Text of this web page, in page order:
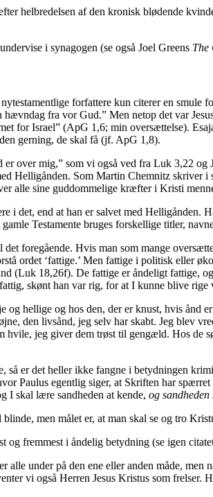
helbredelsen af den kronisk blødende
i synagogen (se også Joel Greens The
forfattere kun citerer en
fra vor Gud.” Men netop det var
for Israel” (ApG 1,6; min oversættelse).
gerning, de skal få (jf. ApG 1,8).
over mig,” som vi også ved fra Luk 3,22
Helligånden. Som Martin Chemnitz skriver i
alle sine guddommelige kræfter i Kristi
det, end at han er salvet med Helligånden.
Testamente bruges forskellige titler,
foregående. Hvis man som mange
ordet ‘fattige.’ Men fattige i politisk eller
(Luk 18,26f). De fattige er åndeligt fattige,
skønt han var rig, for at I kunne blive
hellige og hos den, der er knust, hvis ånd
den livsånd, jeg selv har skabt. Jeg blev
jeg giver dem trøst til gengæld. Hos de
så er det heller ikke fangne i betydningen
Paulus egentlig siger, at Skriften har spærret
I skal lære sandheden at kende, og
men målet er, at man skal se og tro
og fremmest i åndelig betydning (se igen
under på den ene eller anden måde,
vi også Herren Jesus Kristus som frelser.